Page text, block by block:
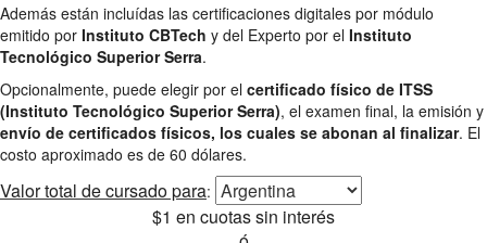
Además están incluídas las certificaciones digitales por módulo
emitido por Instituto CBTech y del Experto por el Instituto
Tecnológico Superior Serra.
Opcionalmente, puede elegir por el certificado físico de ITSS
(Instituto Tecnológico Superior Serra), el examen final, la emisión y
envío de certificados físicos, los cuales se abonan al finalizar. El
costo aproximado es de 60 dólares.
Valor total de cursado para:
$1 en cuotas sin interés